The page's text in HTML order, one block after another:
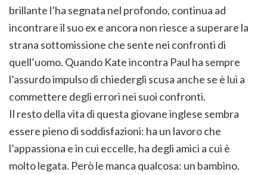
brillante l’ha segnata nel profondo, continua ad
incontrare il suo ex e ancora non riesce a superare la
strana sottomissione che sente nei confronti di
quell’uomo. Quando Kate incontra Paul ha sempre
l’assurdo impulso di chiedergli scusa anche se è lui a
commettere degli errori nei suoi confronti.
Il resto della vita di questa giovane inglese sembra
essere pieno di soddisfazioni: ha un lavoro che
l’appassiona e in cui eccelle, ha degli amici a cui è
molto legata. Però le manca qualcosa: un bambino.